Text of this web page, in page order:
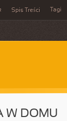
Spis Treści Tagi
W DOMU